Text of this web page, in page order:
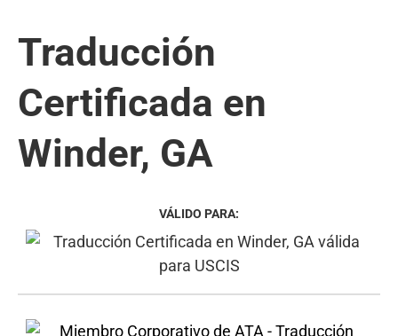
Traducción
Certificada en
Winder, GA
VÁLIDO PARA: